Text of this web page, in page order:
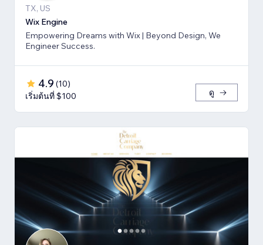
TX, US
Wix Engine
Empowering Dreams with Wix | Beyond Design, We
Engineer Success.
4.9 (10)
เริ่มต้นที่ $100
ดู